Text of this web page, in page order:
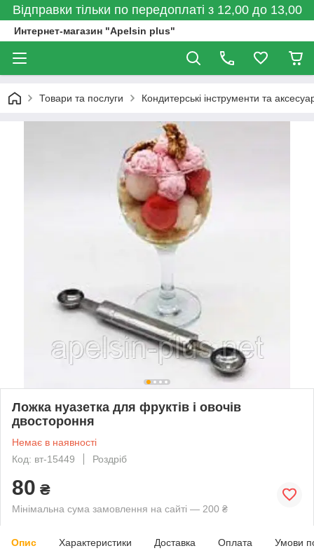
Відправки тільки по передоплаті з 12,00 до 13,00
Интернет-магазин "Apelsin plus"
Товари та послуги Кондитерські інструменти та
Ложка нуазетка для фруктів і овочів
двостороння
Немає в наявності
Код: вт-15449
Роздріб
80 ₴
Мінімальна сума замовлення на сайті — 200 ₴
Опис Характеристики Доставка Оплата Умови